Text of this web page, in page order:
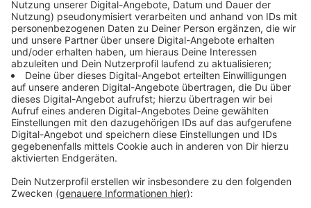
zusätzlicher Lärmschutz geplant. Dagegen regte sich
aber Widerstand aus der Politik, unter anderem vom
Bürger Bund Bonn. Auch der Planungsausschuss
unterstützte den Antrag. Nun soll die Stadt
Straßen.NRW auffordern, doch zusätzlichen
beziehungsweise verbesserten Lärmschutz an der
Brücke zu bauen.
DG
Anzeige